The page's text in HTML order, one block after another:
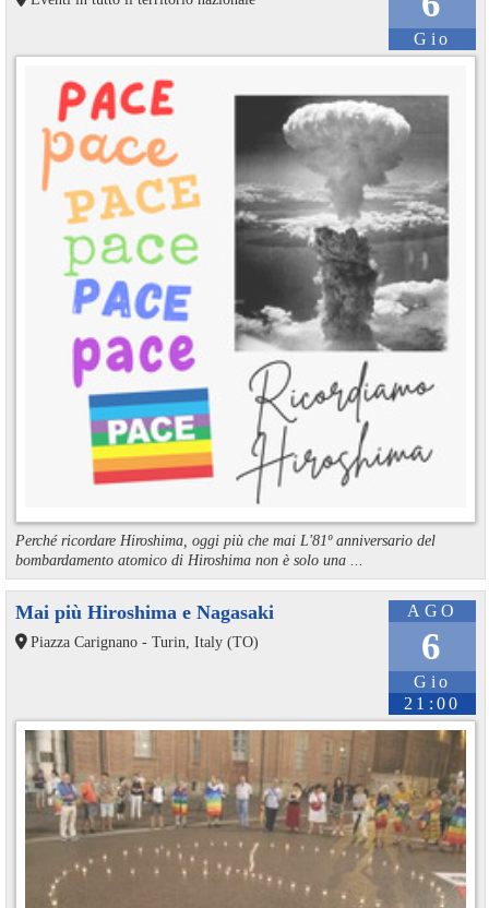
Gio
Perché ricordare Hiroshima, oggi più che mai L'81º anniversario del
bombardamento atomico di Hiroshima non è solo una ...
AGO
6
Gio
21:00
Mai più Hiroshima e Nagasaki
Piazza Carignano - Turin, Italy (TO)